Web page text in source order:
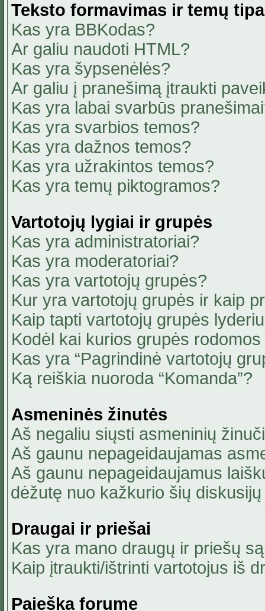
Teksto formavimas ir temų
Kas yra BBKodas?
Ar galiu naudoti HTML?
Kas yra šypsenėlės?
Ar galiu į pranešimą įtraukti
Kas yra labai svarbūs
Kas yra svarbios temos?
Kas yra dažnos temos?
Kas yra užrakintos temos?
Kas yra temų piktogramos?
Vartotojų lygiai ir grupės
Kas yra administratoriai?
Kas yra moderatoriai?
Kas yra vartotojų grupės?
Kur yra vartotojų grupės ir kaip
Kaip tapti vartotojų grupės
Kodėl kai kurios grupės
Kas yra “Pagrindinė vartotojų
Ką reiškia nuoroda “Komanda”?
Asmeninės žinutės
Aš negaliu siųsti asmeninių
Aš gaunu nepageidaujamas
Aš gaunu nepageidaujamus
dėžutę nuo kažkurio šių
Draugai ir priešai
Kas yra mano draugų ir priešų
Kaip įtraukti/ištrinti vartotojus iš
Paieška forume